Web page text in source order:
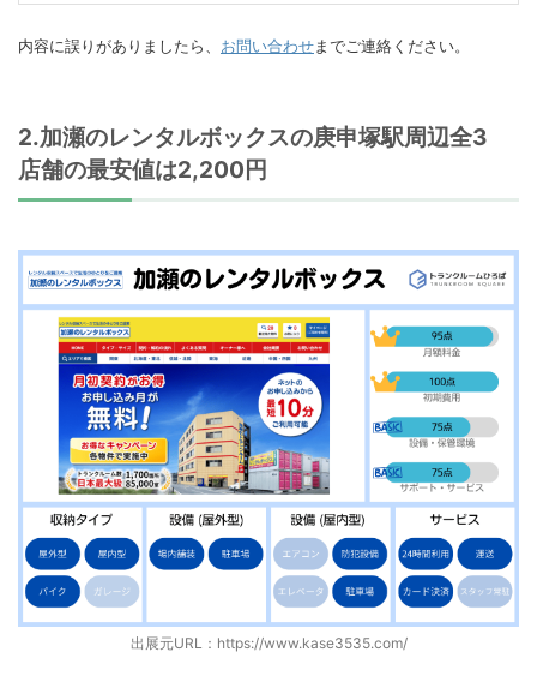
内容に誤りがありましたら、 お問い合わせまでご連絡ください。
2.加瀬のレンタルボックスの庚申塚駅周辺全3
店舗の最安値は2,200円
出展元URL： https://www.kase3535.com/